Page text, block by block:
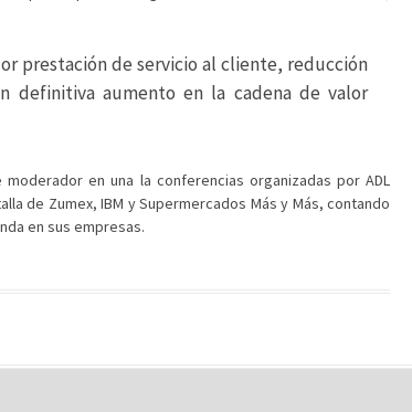
prestación de servicio al cliente, reducción
definitiva aumento en la cadena de valor
en una la conferencias organizadas por ADL
de Zumex, IBM y Supermercados Más y Más, contando
en sus empresas.